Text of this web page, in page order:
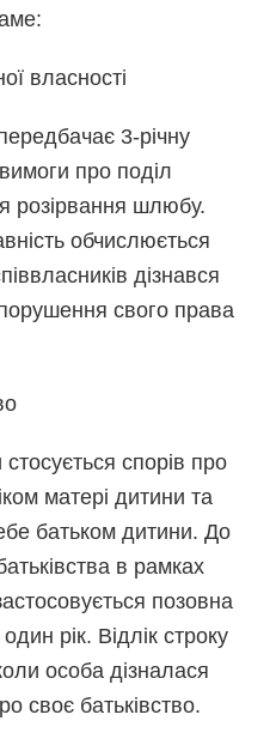
власності
3-річну
про поділ
розірвання шлюбу.
обчислюється
дізнався
свого права
спорів про
матері дитини та
батьком дитини. До
в рамках
позовна
рік. Відлік строку
особа дізналася
своє батьківство.